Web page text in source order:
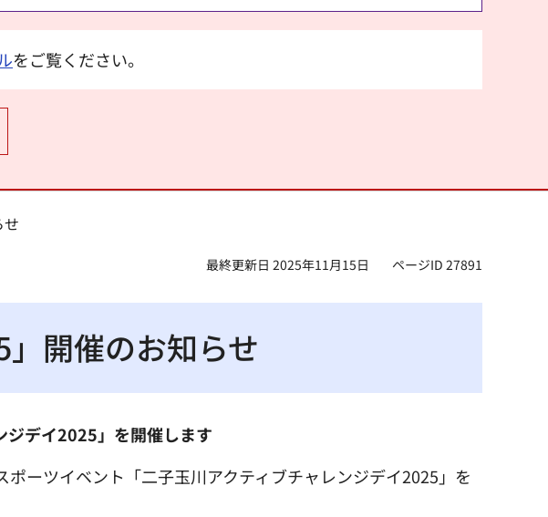
をご覧ください。
最終更新日 2025年11月15日 ページID 27891
開催のお知らせ
ジデイ2025」を開催します
ーツイベント「二子玉川アクティブチャレンジデイ2025」を